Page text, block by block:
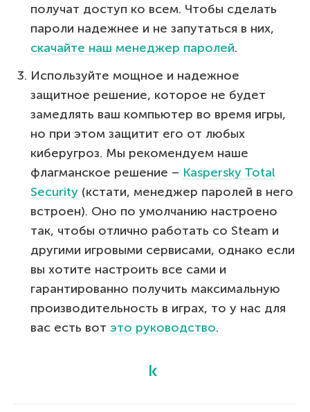
получат доступ ко всем. Чтобы сделать
пароли надежнее и не запутаться в них,
скачайте наш менеджер паролей.
Используйте мощное и надежное
защитное решение, которое не будет
замедлять ваш компьютер во время игры,
но при этом защитит его от любых
киберугроз. Мы рекомендуем наше
флагманское решение – Kaspersky Total
Security (кстати, менеджер паролей в него
встроен). Оно по умолчанию настроено
так, чтобы отлично работать со Steam и
другими игровыми сервисами, однако если
вы хотите настроить все сами и
гарантированно получить максимальную
производительность в играх, то у нас для
вас есть вот это руководство.